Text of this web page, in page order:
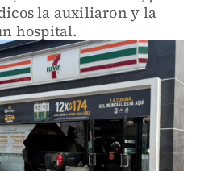
la auxiliaron y la
hospital.